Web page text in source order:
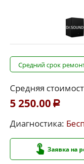
Средний срок
Средняя
5 250.00 Р
Диагностика:
Заявка на